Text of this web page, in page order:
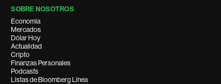
SOBRE NOSOTROS
Economía
Mercados
Dólar Hoy
Actualidad
Cripto
Finanzas Personales
Podcasts
Listas de Bloomberg Línea